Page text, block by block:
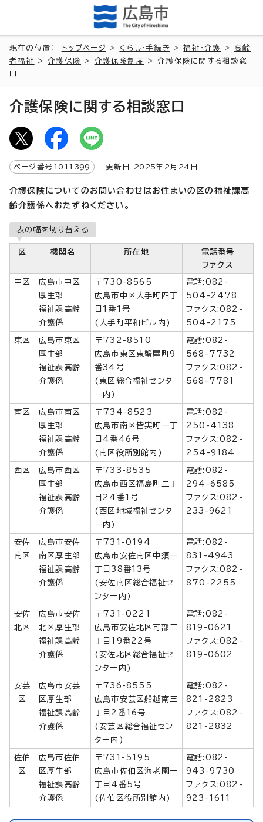
現在の位置： トップページ > くらし・手続き >福祉・介護 >高齢
者福祉
> 介護保険 > 介護保険制度
> 介護保険に関する相談窓
口
介護保険に関する相談窓口
ページ番号 1011399 更新日 2025年2月 24 日
介護保険についてのお問い合わせはお住まいの区の福祉課高
齢介護係へおたずねください。
表の幅を切り替える
区 機関名 所在地
電話番号
ファクス
中区
広島市中区
厚生部
福祉課高齢
介護係
〒730-8565
広島市中区大手町四丁
目1番1号
(大手町平和ビル内)
電話:082-
504-2478
ファクス:082-
504-2175
東区
広島市東区
厚生部
福祉課高齢
介護係
〒732-8510
広島市東区東蟹屋町9
番34号
(東区総合福祉センタ
ー内)
電話:082-
568-7732
ファクス:082-
568-7781
南区
広島市南区
厚生部
福祉課高齢
介護係
〒734-8523
広島市南区皆実町一丁
目4番46号
(南区役所別館内)
電話:082-
250-4138
ファクス:082-
254-9184
西区
広島市西区
厚生部
福祉課高齢
介護係
〒733-8535
広島市西区福島町二丁
目24番1号
(西区地域福祉センタ
ー内)
電話:082-
294-6585
ファクス:082-
233-9621
安佐
南区
広島市安佐
南区厚生部
福祉課高齢
介護係
〒731-0194
広島市安佐南区中須一
丁目38番13号
(安佐南区総合福祉セ
ンター内)
電話:082-
831-4943
ファクス:082-
870-2255
安佐
北区
広島市安佐
北区厚生部
福祉課高齢
介護係
〒731-0221
広島市安佐北区可部三
丁目19番22号
(安佐北区総合福祉セ
ンター内)
電話:082-
819-0621
ファクス:082-
819-0602
安芸
区
広島市安芸
区厚生部
福祉課高齢
介護係
〒736-8555
広島市安芸区船越南三
丁目2番16号
(安芸区総合福祉セン
ター内)
電話:082-
821-2823
ファクス:082-
821-2832
佐伯
区
広島市佐伯
区厚生部
福祉課高齢
介護係
〒731-5195
広島市佐伯区海老園一
丁目4番5号
(佐伯区役所別館内)
電話:082-
943-9730
ファクス:082-
923-1611